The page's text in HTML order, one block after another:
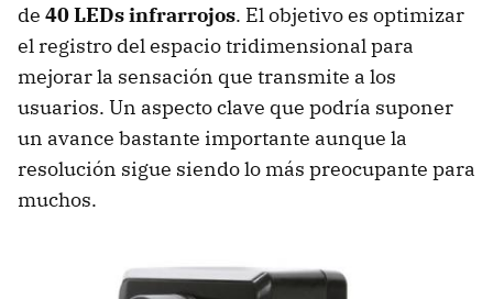
de 40 LEDs infrarrojos. El objetivo es optimizar
el registro del espacio tridimensional para
mejorar la sensación que transmite a los
usuarios. Un aspecto clave que podría suponer
un avance bastante importante aunque la
resolución sigue siendo lo más preocupante para
muchos.